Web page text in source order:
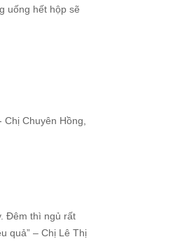
uống hết hộp sẽ
Chuyên Hồng,
Đêm thì ngủ rất
quả” – Chị Lê Thị